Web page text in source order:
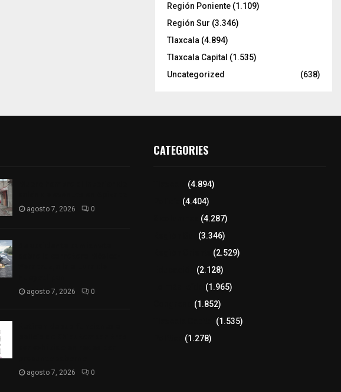
Región Poniente (1.109)
Región Sur (3.346)
Tlaxcala (4.894)
Tlaxcala Capital (1.535)
Uncategorized
(638)
agosto 7, 2026 0
agosto 7, 2026 0
agosto 7, 2026 0
CATEGORIES
(4.894)
(4.404)
(4.287)
(3.346)
(2.529)
(2.128)
(1.965)
(1.852)
(1.535)
(1.278)